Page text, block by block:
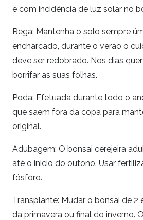
e com incidência de luz solar no
Rega: Mantenha o solo sempre
encharcado, durante o verão o
deve ser redobrado. Nos dias
borrifar as suas folhas.
Poda: Efetuada durante todo o
que saem fora da copa para
original.
Adubagem: O bonsai cerejeira
até o inicio do outono. Usar
fósforo.
Transplante: Mudar o bonsai de 2
da primavera ou final do inverno.